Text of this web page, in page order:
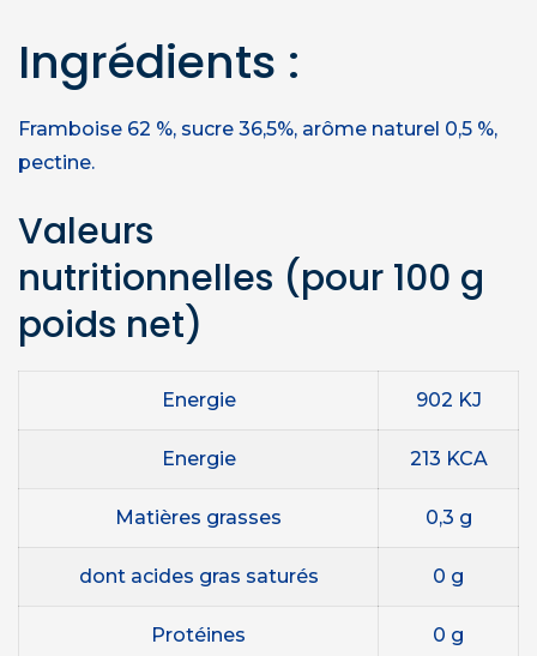
Ingrédients :
Framboise 62 %, sucre 36,5%, arôme naturel 0,5 %,
pectine.
Valeurs
nutritionnelles (pour 100 g
poids net)
Energie 902 KJ
Energie 213 KCA
Matières grasses 0,3 g
dont acides gras saturés 0 g
Protéines 0 g